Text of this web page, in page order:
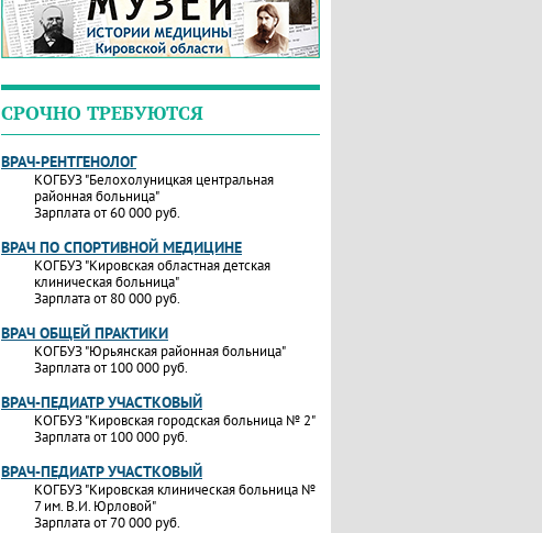
СРОЧНО ТРЕБУЮТСЯ
ВРАЧ-РЕНТГЕНОЛОГ
КОГБУЗ "Белохолуницкая центральная
районная больница"
Зарплата от 60 000 руб.
ВРАЧ ПО СПОРТИВНОЙ МЕДИЦИНЕ
КОГБУЗ "Кировская областная детская
клиническая больница"
Зарплата от 80 000 руб.
ВРАЧ ОБЩЕЙ ПРАКТИКИ
КОГБУЗ "Юрьянская районная больница"
Зарплата от 100 000 руб.
ВРАЧ-ПЕДИАТР УЧАСТКОВЫЙ
КОГБУЗ "Кировская городская больница № 2"
Зарплата от 100 000 руб.
ВРАЧ-ПЕДИАТР УЧАСТКОВЫЙ
КОГБУЗ "Кировская клиническая больница №
7 им. В.И. Юрловой"
Зарплата от 70 000 руб.